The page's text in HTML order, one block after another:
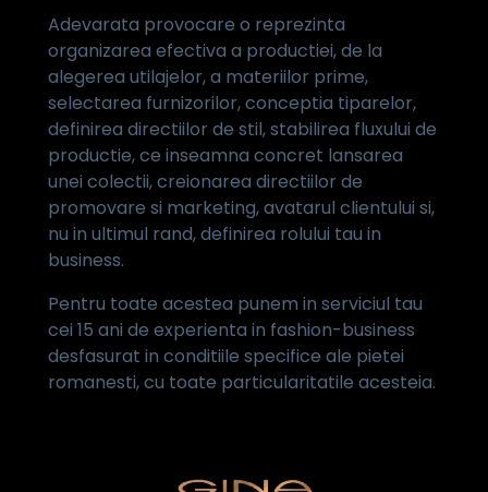
Adevarata provocare o reprezinta
organizarea efectiva a productiei, de la
alegerea utilajelor, a materiilor prime,
selectarea furnizorilor, conceptia tiparelor,
definirea directiilor de stil, stabilirea fluxului de
productie, ce inseamna concret lansarea
unei colectii, creionarea directiilor de
promovare si marketing, avatarul clientului si,
nu in ultimul rand, definirea rolului tau in
business.
Pentru toate acestea punem in serviciul tau
cei 15 ani de experienta in fashion-business
desfasurat in conditiile specifice ale pietei
romanesti, cu toate particularitatile acesteia.